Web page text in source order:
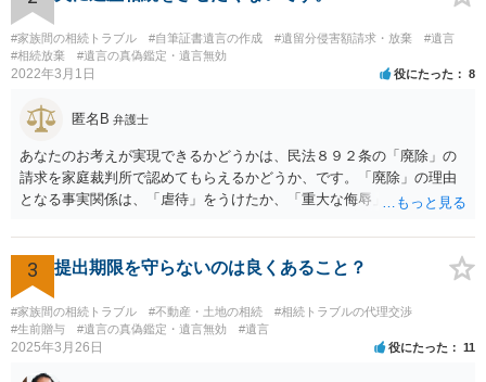
話の使い方を教える為に会っている」「母の話は聞かなくて良い」と
電話が切れました。その後の電話でも「食事に毒が入っている」「体
にチップが埋められている」等、おかしかったです。 当時の診療記
録、介護認定の資料、介護記録を取得して 弁護士に面談で相談された
#家族間の相続トラブル #自筆証書遺言の作成 #遺留分侵害額請求・放棄
#遺言
#相続放棄
#遺言の真偽鑑定・遺言無効
2022年3月1日 役にたった 8
匿名B 弁護士
あなたのお考えが実現できるかどうかは、民法８９２条の「廃除」の
請求を家庭裁判所で認めてもらえるかどうか、です。「廃除」の理由
となる事実関係は、「虐待」をうけたか、「重大な侮辱」を受けた
「廃除」は遺言でも可能です（民法８９３条）。 弁護士に具体的な事
情を話して相談して、「廃除」が可能か、実際に法律相談を受けるこ
とをお勧めします。
3 提出期限を守らないのは良くあること？
#家族間の相続トラブル #不動産・土地の相続
#相続トラブルの代理交渉
#生前贈与
#遺言の真偽鑑定・遺言無効 #遺言
2025年3月26日 役にたった 11